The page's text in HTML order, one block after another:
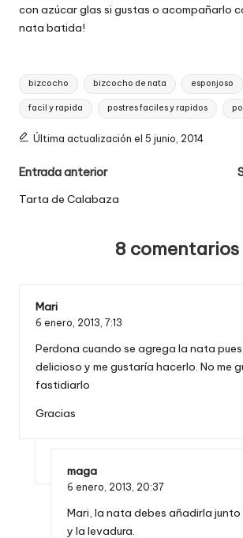
con azúcar glas si gustas o acompañarlo
nata batida!
Etiquetas:
bizcocho bizcocho de nata esponjoso
facil y rapida postres faciles y rapidos
Última actualización el 5 junio, 2014
Navegación
de
Entrada anterior
Tarta de Calabaza
8 comentarios
Mari
6 enero, 2013, 7:13
Perdona cuando se agrega la nata
delicioso y me gustaría hacerlo. No me
fastidiarlo
Gracias
maga
6 enero, 2013, 20:37
Mari, la nata debes añadirla
y la levadura.